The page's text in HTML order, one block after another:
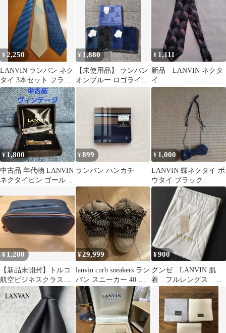
¥2,250
LANVIN ランバン ネク
タイ 3本セット フラン
ス製 総柄
¥ 1,880
【未使用品】 ランバン
オンブルー ロゴライン
タオルハンカチ 3枚セ
¥ 1,111
新品 LANVIN ネクタ
イ
¥1,800
中古品 年代物 LANVIN
ネクタイピン ゴールド
¥899
ランバン ハンカチ
¥ 1,000
LANVIN 蝶ネクタイ ボ
ウタイ ブラック
¥1,200
【新品未開封】トルコ
航空ビジネスクラス
アメニティ
¥29,999
lanvin curb sneakers ラン
バン スニーカー 40 確
実正規品
¥900
グンゼ LANVIN 肌
着 フルレングス Ｌ
サイズ 綿100%